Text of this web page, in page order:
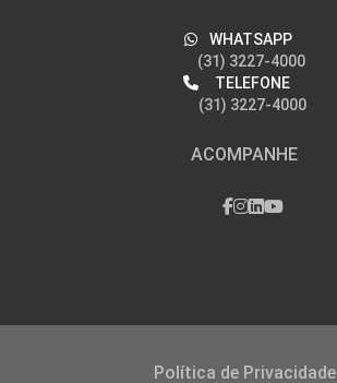
WHATSAPP
(31) 3227-4000
TELEFONE
(31) 3227-4000
ACOMPANHE
Política de Privacidade